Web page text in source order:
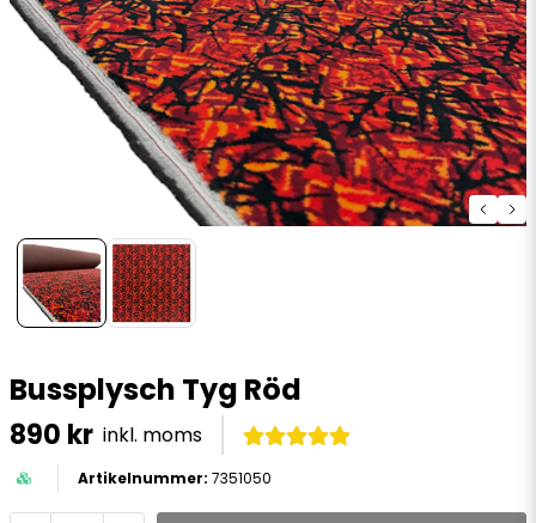
Bussplysch Tyg Röd
890 kr inkl. moms
7351050